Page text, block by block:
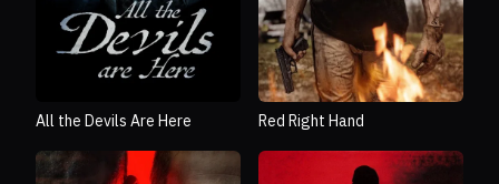
All the Devils Are Here Red Right Hand